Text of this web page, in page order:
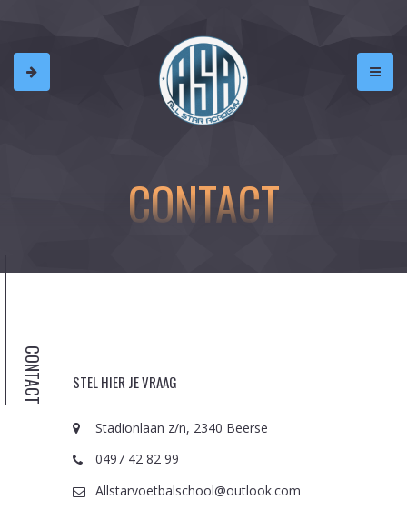
CONTACT
CONTACT STEL HIER JE VRAAG
Stadionlaan z/n, 2340 Beerse
0497 42 82 99
Allstarvoetbalschool@outlook.com